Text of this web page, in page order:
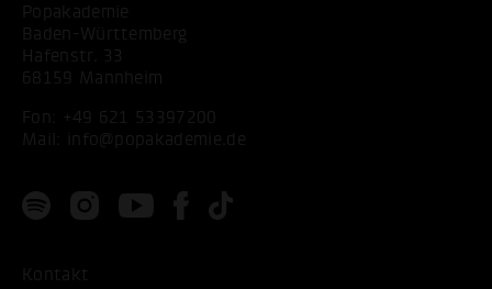
Popakademie
Baden-Württemberg
Hafenstr. 33
68159 Mannheim
Fon:
+49 621 53397200
Mail:
info@popakademie.de
Kontakt